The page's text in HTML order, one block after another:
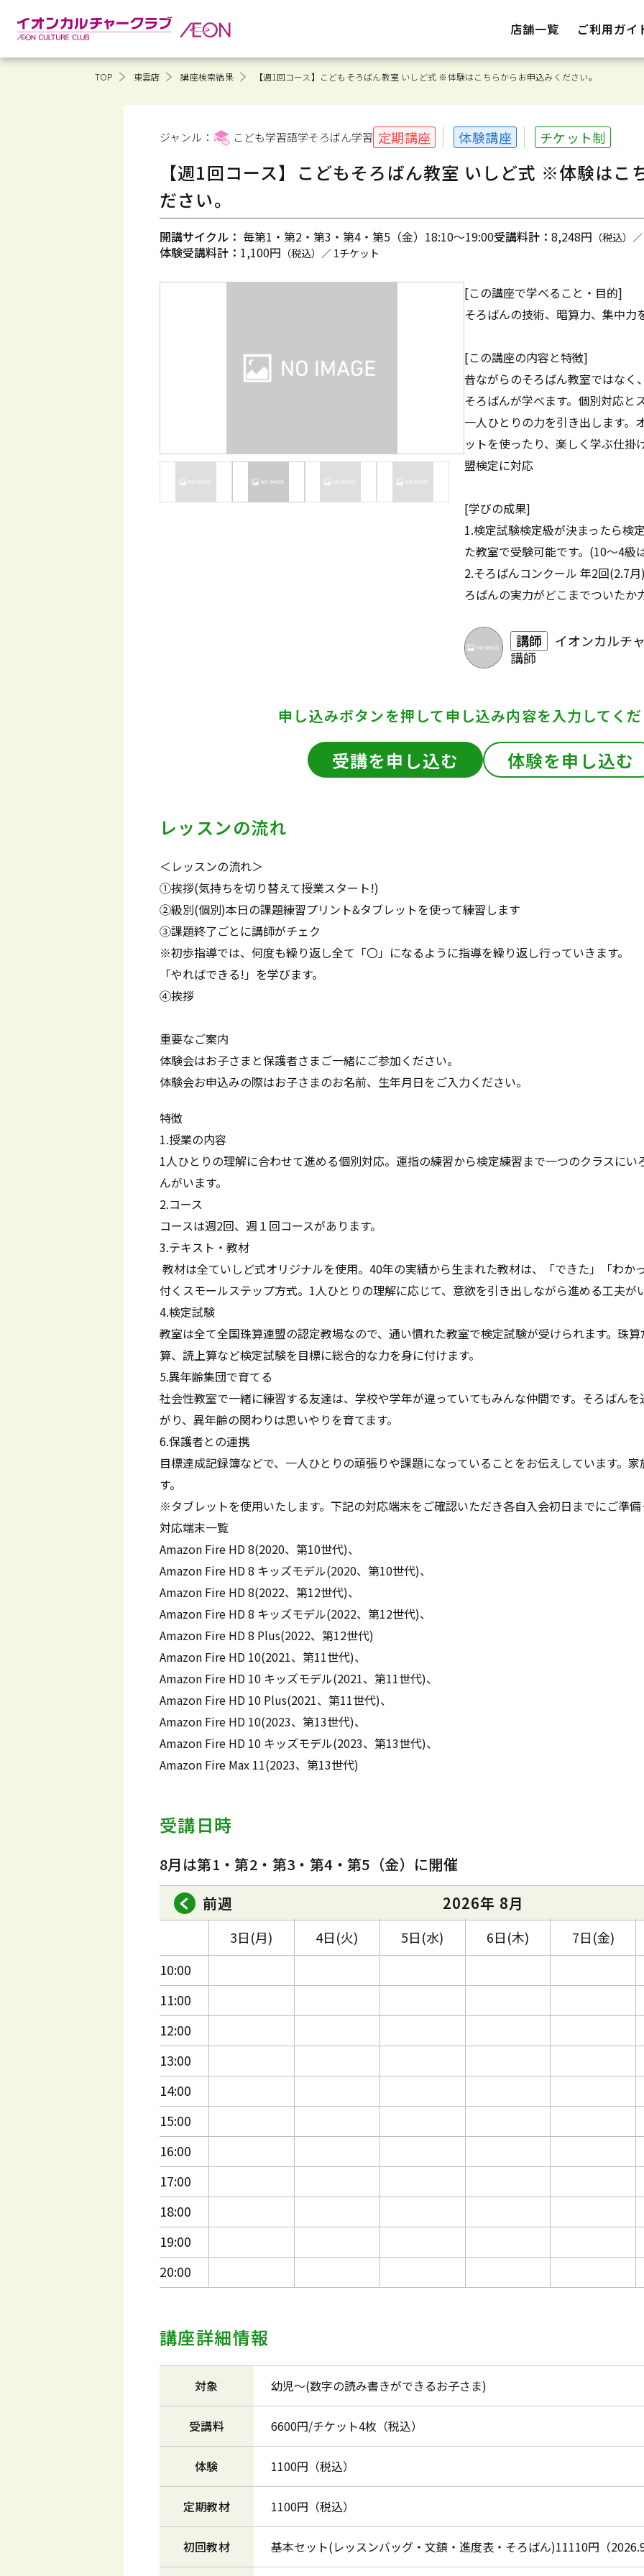
店舗一覧 ご利用ガイ
TOP 東雲店 講座検索結果 【週1回コース】こどもそろばん教室 いしど式 ※体験はこちらからお申込みください。
ジャンル： こども学習語学そろばん学習 定期講座 体験講座 チケット制
【週1回コース】こどもそろばん教室 いしど式 ※体験はこ
ださい。
開講サイクル： 毎第1・第2・第3・第4・第5（金）18:10～19:00受講料計： 8,248円 （税込）
体験受講料計： 1,100円 （税込）／ 1チケット
[この講座で学べること・目的]
そろばんの技術、暗算力、集中力
[この講座の内容と特徴]
昔ながらのそろばん教室ではなく
そろばんが学べます。個別対応と
一人ひとりの力を引き出します。
ットを使ったり、楽しく学ぶ仕掛
盟検定に対応
[学びの成果]
1.検定試験検定級が決まったら検
た教室で受験可能です。(10～4級
2.そろばんコンクール 年2回(2.7
ろばんの実力がどこまでついたか
講師
イオンカルチ
講師
申し込みボタンを押して申し込み内容を入力してく
受講を申し込む 体験を申し込む
レッスンの流れ
＜レッスンの流れ＞
①挨拶(気持ちを切り替えて授業スタート!)
②級別(個別)本日の課題練習プリント&タブレットを使って練習します
③課題終了ごとに講師がチェク
※初歩指導では、何度も繰り返し全て「〇」になるように指導を繰り返し行っていきます。
「やればできる!」を学びます。
④挨拶
重要なご案内
体験会はお子さまと保護者さまご一緒にご参加ください。
体験会お申込みの際はお子さまのお名前、生年月日をご入力ください。
特徴
1.授業の内容
1人ひとりの理解に合わせて進める個別対応。運指の練習から検定練習まで一つのクラスに
んがいます。
2.コース
コースは週2回、週１回コースがあります。
3.テキスト・教材
教材は全ていしど式オリジナルを使用。40年の実績から生まれた教材は、「できた」「わか
付くスモールステップ方式。1人ひとりの理解に応じて、意欲を引き出しながら進める工夫が
4.検定試験
教室は全て全国珠算連盟の認定教場なので、通い慣れた教室で検定試験が受けられます。珠
算、読上算など検定試験を目標に総合的な力を身に付けます。
5.異年齢集団で育てる
社会性教室で一緒に練習する友達は、学校や学年が違っていてもみんな仲間です。そろばん
がり、異年齢の関わりは思いやりを育てます。
6.保護者との連携
目標達成記録簿などで、一人ひとりの頑張りや課題になっていることをお伝えしています。
す。
※タブレットを使用いたします。下記の対応端末をご確認いただき各自入会初日までにご準
対応端末一覧
Amazon Fire HD 8(2020、第10世代)、
Amazon Fire HD 8 キッズモデル(2020、第10世代)、
Amazon Fire HD 8(2022、第12世代)、
Amazon Fire HD 8 キッズモデル(2022、第12世代)、
Amazon Fire HD 8 Plus(2022、第12世代)
Amazon Fire HD 10(2021、第11世代)、
Amazon Fire HD 10 キッズモデル(2021、第11世代)、
Amazon Fire HD 10 Plus(2021、第11世代)、
Amazon Fire HD 10(2023、第13世代)、
Amazon Fire HD 10 キッズモデル(2023、第13世代)、
Amazon Fire Max 11(2023、第13世代)
受講日時
8月は第1・第2・第3・第4・第5（金）に開催
前週
2026年 8月
10:00
11:00
12:00
13:00
14:00
15:00
16:00
17:00
18:00
19:00
20:00
3日(月) 4日(火) 5日(水) 6日(木) 7日(金)
講座詳細情報
対象 幼児～(数字の読み書きができるお子さま)
受講料 6600円/チケット4枚（税込）
体験 1100円（税込）
定期教材 1100円（税込）
初回教材 基本セット(レッスンバッグ・文鎮・進度表・そろばん)11110円（